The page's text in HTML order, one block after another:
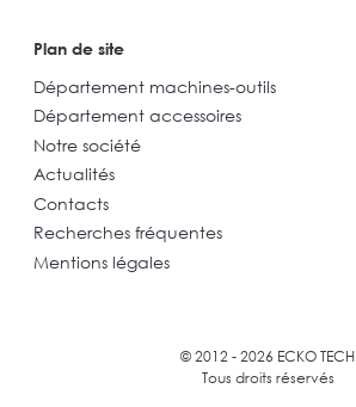
Plan de site
Département machines-outils
Département accessoires
Notre société
Actualités
Contacts
Recherches fréquentes
Mentions légales
© 2012 - 2026 ECKO TECH
Tous droits réservés